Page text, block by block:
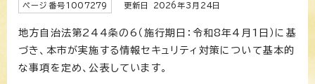
ページ番号1007279 更新日 2026年3月 24日
地方自治法第244条の6（施行期日：令和8年4月1日）に基
づき、本市が実施する情報セキュリティ対策について基本的
な事項を定め、公表しています。